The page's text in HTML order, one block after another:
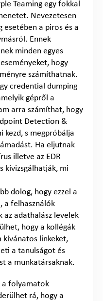
Teaming egy fokkal
Nevezetesen
esetében a piros és a
Ennek
minden egyes
hogy
számíthatnak.
credential dumping
gépről a
arra számíthat, hogy
Detection &
kezd, s megpróbálja
Ha eljutnak
illetve az EDR
kivizsgálhatják, mi
dolog, hogy ezzel a
a felhasználók
az adathalász levelek
hogy a kollégák
kívánatos linkeket,
a tanulságot és
a munkatársaknak.
a folyamatok
rá, hogy a